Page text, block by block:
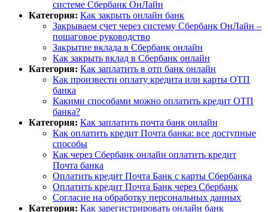
системе Сбербанк ОнЛайн
Категория: Как закрыть онлайн банк
Закрываем счет через систему Сбербанк ОнЛайн –
пошаговое руководство
Закрытие вклада в Сбербанк онлайн
Как закрыть вклад в Сбербанк онлайн
Категория: Как заплатить в отп банк онлайн
Как произвести оплату кредита или карты ОТП
банка
Какими способами можно оплатить кредит ОТП
банка?
Категория: Как заплатить почта банк онлайн
Как оплатить кредит Почта банка: все доступные
способы
Как через Сбербанк онлайн оплатить кредит
Почта банка
Оплатить кредит Почта Банк с карты Сбербанка
Оплатить кредит Почта Банк через Сбербанк
Согласие на обработку персональных данных
Категория: Как зарегистрировать онлайн банк